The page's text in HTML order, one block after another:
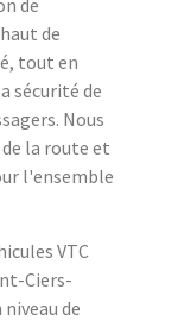
de
tout en
sécurité de
Nous
la route et
l'ensemble
VTC
Ciers-
de